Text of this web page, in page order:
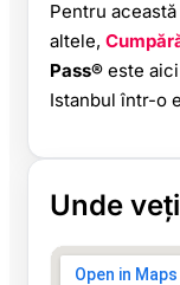
Pentru
altele,
Pass® este
Istanbul într-o
Unde